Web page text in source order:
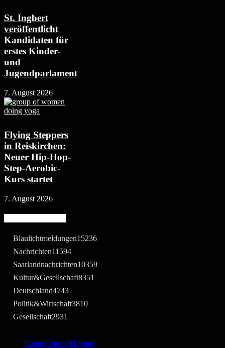
St. Ingbert
veröffentlicht
Kandidaten für
erstes Kinder-
und
Jugendparlament
7. August 2026
Flying Steppers
in Reiskirchen:
Neuer Hip-Hop-
Step-Aerobic-
Kurs startet
7. August 2026
Blaulichtmeldungen15236
Nachrichten11594
Saarlandnachrichten10359
Kultur&Gesellschaft8351
Deutschland4743
Politik&Wirtschaft3810
Gesellschaft2931
Datenschutzerklärung